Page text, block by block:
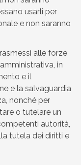
usarli per
e non saranno
alle forze
in
e il
e la salvaguardia
nonché per
o tutelare un
autorità,
tutela dei diritti e